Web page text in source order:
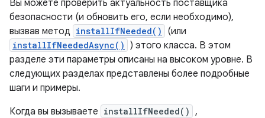
Вы можете проверить актуальность поставщика
безопасности (и обновить его, если необходимо),
вызвав метод installIfNeeded() (или
installIfNeededAsync()
) этого класса. В этом
разделе эти параметры описаны на высоком уровне. В
следующих разделах представлены более подробные
шаги и примеры.
Когда вы вызываете installIfNeeded() ,